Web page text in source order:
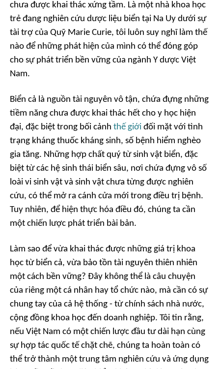
chưa được khai thác xứng tầm. Là một nhà khoa học
trẻ đang nghiên cứu dược liệu biển tại Na Uy dưới sự
tài trợ của Quỹ Marie Curie, tôi luôn suy nghĩ làm thế
nào để những phát hiện của mình có thể đóng góp
cho sự phát triển bền vững của ngành Y dược Việt
Nam.
Biển cả là nguồn tài nguyên vô tận, chứa đựng những
tiềm năng chưa được khai thác hết cho y học hiện
đại, đặc biệt trong bối cảnh thế giới đối mặt với tình
trạng kháng thuốc kháng sinh, số bệnh hiểm nghèo
gia tăng. Những hợp chất quý từ sinh vật biển, đặc
biệt từ các hệ sinh thái biển sâu, nơi chứa đựng vô số
loài vi sinh vật và sinh vật chưa từng được nghiên
cứu, có thể mở ra cánh cửa mới trong điều trị bệnh.
Tuy nhiên, để hiện thực hóa điều đó, chúng ta cần
một chiến lược phát triển bài bản.
Làm sao để vừa khai thác được những giá trị khoa
học từ biển cả, vừa bảo tồn tài nguyên thiên nhiên
một cách bền vững? Đây không thể là câu chuyện
của riêng một cá nhân hay tổ chức nào, mà cần có sự
chung tay của cả hệ thống - từ chính sách nhà nước,
cộng đồng khoa học đến doanh nghiệp. Tôi tin rằng,
nếu Việt Nam có một chiến lược đầu tư dài hạn cùng
sự hợp tác quốc tế chặt chẽ, chúng ta hoàn toàn có
thể trở thành một trung tâm nghiên cứu và ứng dụng